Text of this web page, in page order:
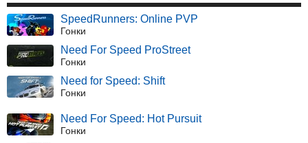
SpeedRunners: Online PVP
Гонки
Need For Speed ProStreet
Гонки
Need for Speed: Shift
Гонки
Need For Speed: Hot Pursuit
Гонки